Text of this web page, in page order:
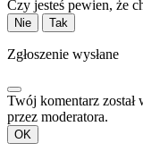
Czy jesteś pewien, że
Nie Tak
Zgłoszenie wysłane
Twój komentarz został
przez moderatora.
OK